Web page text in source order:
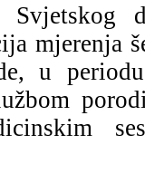
mjerenja
u